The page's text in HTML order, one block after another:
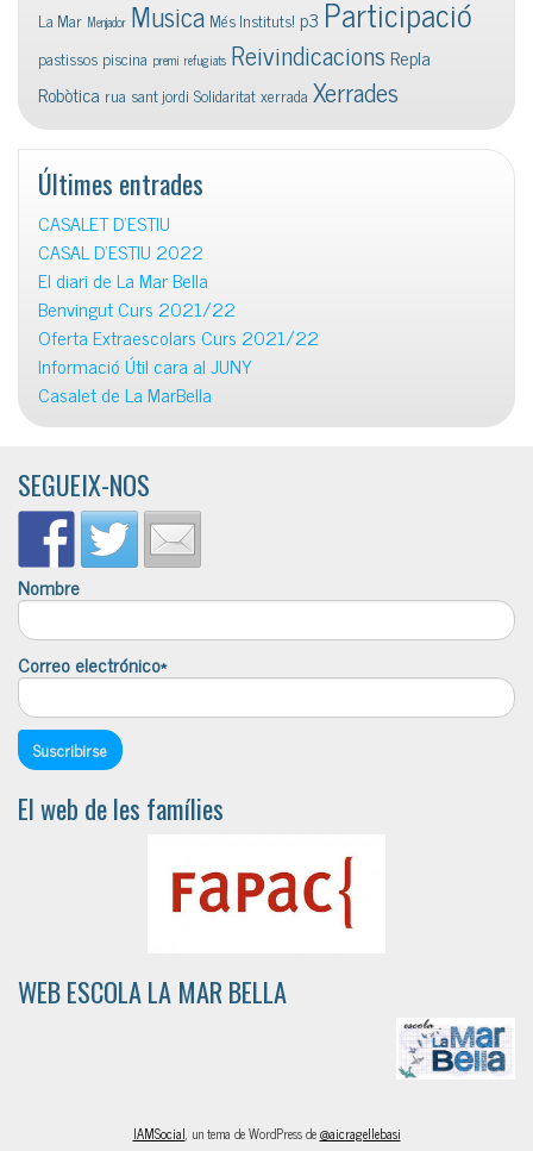
La Mar Menjador Musica Més Instituts! p3 Participació
pastissos piscina premi refugiats Reivindicacions Repla
Robòtica rua sant jordi Solidaritatxerrada Xerrades
Últimes entrades
CASALET D’ESTIU
CASAL D’ESTIU 2022
El diari de La Mar Bella
Benvingut Curs 2021/22
Oferta Extraescolars Curs 2021/22
Informació Útil cara al JUNY
Casalet de La MarBella
SEGUEIX-NOS
Nombre
Correo electrónico*
El web de les famílies
WEB ESCOLA LA MAR BELLA
IAMSocial, un tema de WordPress de@aicragellebasi